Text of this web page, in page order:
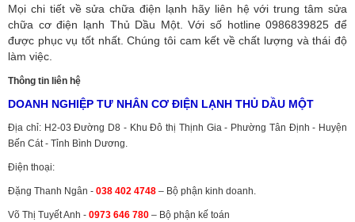
Mọi chi tiết về sửa chữa điện lạnh hãy liên hệ với trung tâm sửa
chữa cơ điện lạnh Thủ Dầu Một. Với số hotline 0986839825 để
được phục vụ tốt nhất. Chúng tôi cam kết về chất lượng và thái độ
làm việc.
Thông tin liên hệ
DOANH NGHIỆP TƯ NHÂN CƠ ĐIỆN LẠNH THỦ DẦU MỘT
Địa chỉ: H2-03 Đường D8 - Khu Đô thị Thịnh Gia - Phường Tân Định - Huyện
Bến Cát - Tỉnh Bình Dương.
Điện thoại:
Đặng Thanh Ngân - 038 402 4748 – Bộ phận kinh doanh.
Võ Thị Tuyết Anh - 0973 646 780 – Bộ phận kế toán